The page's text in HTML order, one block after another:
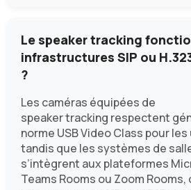
Le speaker tracking
infrastructures SIP ou
?
Les caméras équipées de
speaker tracking respectent
norme USB Video Class pour les
tandis que les systèmes de
s’intègrent aux plateformes
Teams Rooms ou Zoom Rooms,